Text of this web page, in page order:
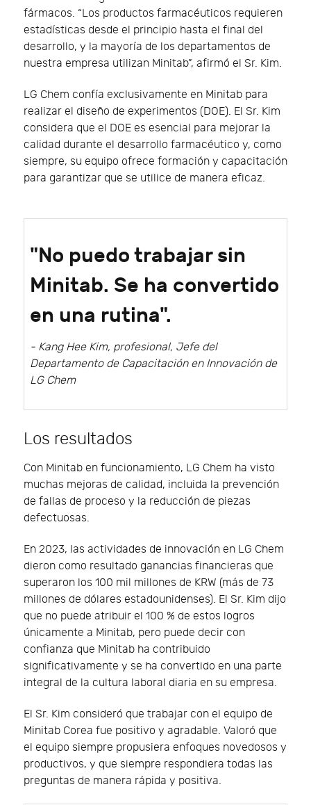
fármacos. “Los productos farmacéuticos requieren
estadísticas desde el principio hasta el final del
desarrollo, y la mayoría de los departamentos de
nuestra empresa utilizan Minitab”, afirmó el Sr. Kim.
LG Chem confía exclusivamente en Minitab para
realizar el diseño de experimentos (DOE). El Sr. Kim
considera que el DOE es esencial para mejorar la
calidad durante el desarrollo farmacéutico y, como
siempre, su equipo ofrece formación y capacitación
para garantizar que se utilice de manera eficaz.
"No puedo trabajar sin
Minitab. Se ha convertido
en una rutina".
- Kang Hee Kim, profesional, Jefe del
Departamento de Capacitación en Innovación de
LG Chem
Los resultados
Con Minitab en funcionamiento, LG Chem ha visto
muchas mejoras de calidad, incluida la prevención
de fallas de proceso y la reducción de piezas
defectuosas.
En 2023, las actividades de innovación en LG Chem
dieron como resultado ganancias financieras que
superaron los 100 mil millones de KRW (más de 73
millones de dólares estadounidenses). El Sr. Kim dijo
que no puede atribuir el 100 % de estos logros
únicamente a Minitab, pero puede decir con
confianza que Minitab ha contribuido
significativamente y se ha convertido en una parte
integral de la cultura laboral diaria en su empresa.
El Sr. Kim consideró que trabajar con el equipo de
Minitab Corea fue positivo y agradable. Valoró que
el equipo siempre propusiera enfoques novedosos y
productivos, y que siempre respondiera todas las
preguntas de manera rápida y positiva.